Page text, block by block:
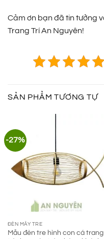
Cảm ơn bạn đã tin tưởng
Trang Trí An Nguyên!
SẢN PHẨM TƯƠNG TỰ
-27%
ĐÈN MÂY TRE
Mẫu đèn tre hình con cá trang